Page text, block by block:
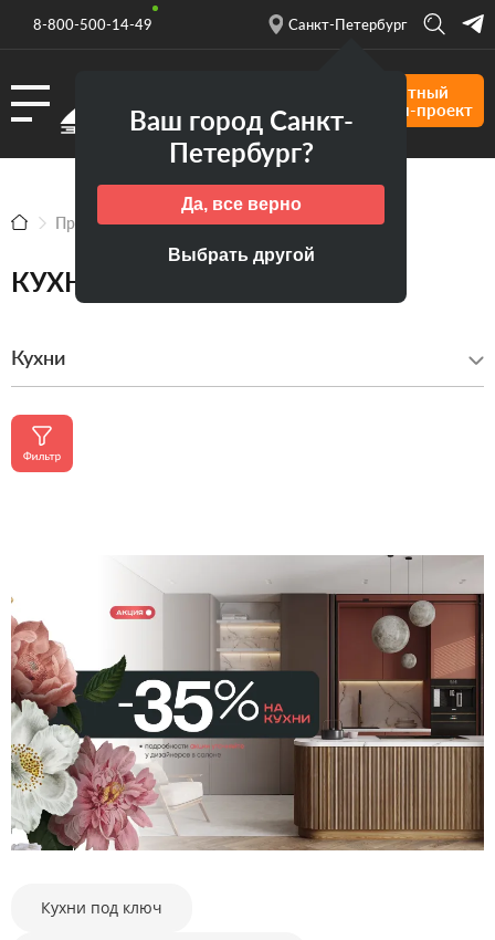
8-800-500-14-49 Санкт-Петербург
Ваш город Санкт-
Петербург?
Да, все верно
Выбрать другой
Бесплатный
дизайн-проект
Продукция Кухни
КУХНИ
Кухни
кухни
Материал
Статус
Цена
продаж
Кухни под ключ